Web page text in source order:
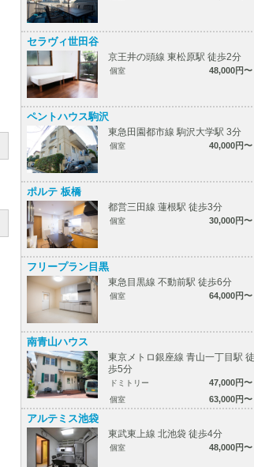
セラヴィ世田谷
京王井の頭線 東松原駅 徒歩2分
個室 48,000円〜
ペントハウス駒沢
東急田園都市線 駒沢大学駅 3分
個室 40,000円〜
ポルテ 板橋
都営三田線 蓮根駅 徒歩3分
個室 30,000円〜
フリープラン目黒
東急目黒線 不動前駅 徒歩6分
個室 64,000円〜
南青山ハウス
東京メトロ銀座線 青山一丁目駅 徒
歩5分
ドミトリー 47,000円〜
個室 63,000円〜
アルテミス池袋
東武東上線 北池袋 徒歩4分
個室 48,000円〜